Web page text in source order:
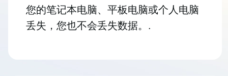
您的笔记本电脑、平板电脑或个人电脑
丢失，您也不会丢失数据。.